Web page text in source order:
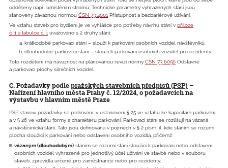
odděleny např. umístěním stromů. Technické parametry vyhrazených stání jsou
stanoveny závaznou normou ČSN 73 4001 Přístupnost a bezbariérové užívání.
Ve vztahu staveb pro bydlení je ve vyhlášce pro potřeby návrhu stání v příloze
č. 1 a tabulce č. 1 uvažováno s 2 druhy stání:
krátkodobé parkovací stání – slouží k parkování osobních vozidel návštěvníků
dlouhodobé parkovací stání – slouží k parkování osobních vozidel pro rezidenty
Toto rozdělení má návaznost na plánovanou revizi normy ČSN 73 6056 Odstavné
a parkovací plochy silničních vozidel.
C. Požadavky podlepražských stavebních předpisů (PSP) –
Nařízení hlavního města Prahy č. 12/2024, o požadavcích na
výstavbu v hlavním městě Praze
PSP stanoví požadavky na parkování: v ustanovení § 25 ve vztahu ke kapacitám parkování
a v § 26 ve vztahu formy a charakteru parkování. Parkovací stání se rozlišují na vázaná
a návštěvnická stání. Tato jsou definována v pojmech v § 2 písm. i), kde stáním se rozumí
plocha sloužící k parkování nebo odstavení osobního vozidla, přičemž:
vázaným (dlouhodobým) stáním se rozumí stání sloužící k parkování nebo odstavení
osobních vozidel vyhrazené pro jednotlivý účel užívání ve stavbě nebo v souboru
staveb, zpravidla určené pro zaměstnance nebo pro rezidenty;